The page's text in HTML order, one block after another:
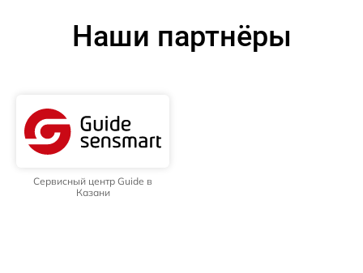
Наши партнёры
Сервисный центр Guide в
Казани